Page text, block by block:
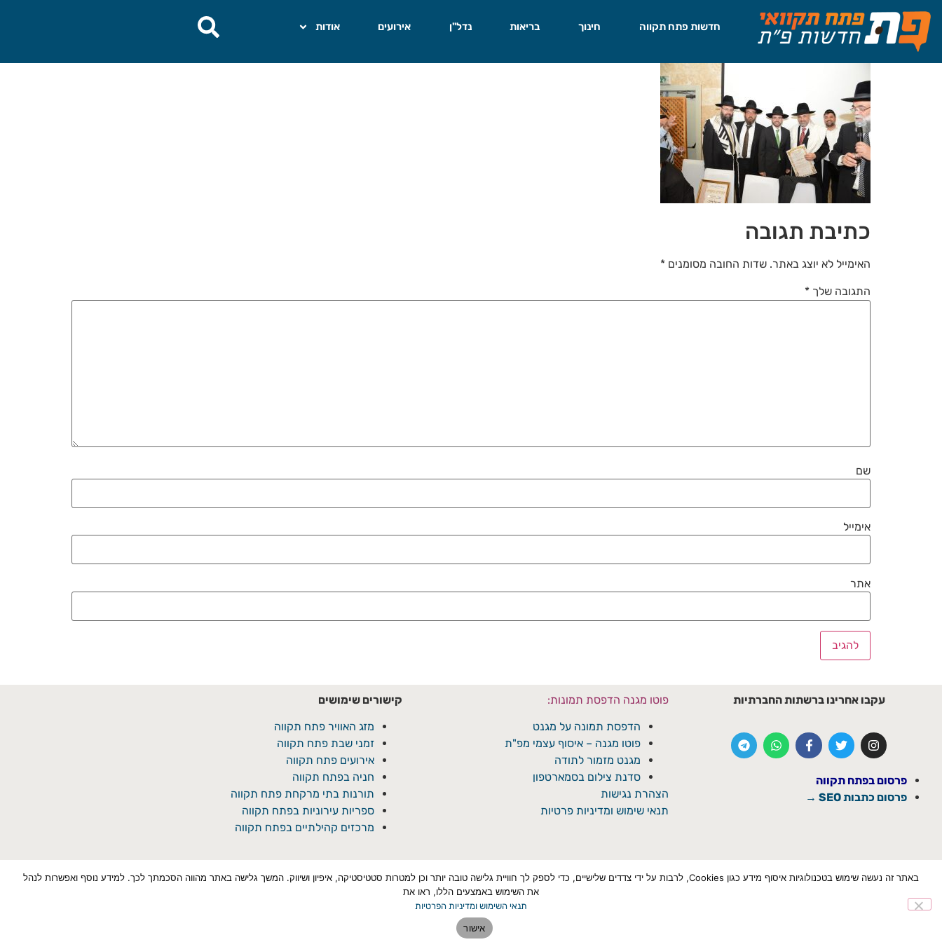
לתוכן
חדשות פתח תקווה חינוך בריאות נדל"ן אירועים אודות
כתיבת תגובה
האימייל לא יוצג באתר. שדות החובה מסומנים *
התגובה שלך *
שם
אימייל
אתר
עקבו אחרינו ברשתות החברתיות
פרסום בפתח תקווה
פרסום כתבות SEO →
פוטו מגנה הדפסת תמונות:
הדפסת תמונה על מגנט
פוטו מגנה – איסוף עצמי מפ"ת
מגנט מזמור לתודה
סדנת צילום בסמארטפון
הצהרת נגישות
תנאי שימוש ומדיניות פרטיות
קישורים שימושים
מזג האוויר פתח תקווה
זמני שבת פתח תקווה
אירועים פתח תקווה
חניה בפתח תקווה
תורנות בתי מרקחת פתח תקווה
ספריות עירוניות בפתח תקווה
מרכזים קהילתיים בפתח תקווה
באתר זה נעשה שימוש בטכנולוגיות איסוף מידע כגון Cookies, לרבות על ידי צדדים שלישיים, כדי לספק לך חוויית גלישה טובה יותר וכן למטרות סטטיסטיקה, איפיון ושיווק. המשך גלישה באתר מהווה הסכמתך לכך. למידע נוסף ואפשרות לנהל
את השימוש באמצעים הללו, ראו את
תנאי השימוש ומדיניות הפרטיות
אישור